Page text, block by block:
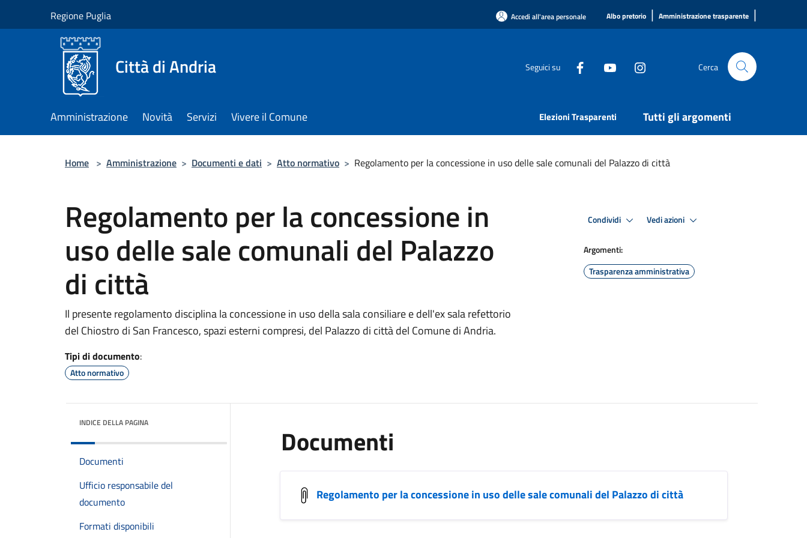
Regione Puglia Accedi all'area personale Albo pretorio | Amministrazione trasparente |
Città di Andria Seguici su Cerca
Amministrazione Novità Servizi Vivere il Comune Elezioni Trasparenti Tutti gli argomenti
Home > Amministrazione > Documenti e dati > Atto normativo > Regolamento per la concessione in uso delle sale comunali del Palazzo di città
Regolamento per la concessione in
uso delle sale comunali del Palazzo
di città
Il presente regolamento disciplina la concessione in uso della sala consiliare e dell'ex sala refettorio
del Chiostro di San Francesco, spazi esterni compresi, del Palazzo di città del Comune di Andria.
Tipi di documento:
Atto normativo
Condividi Vedi azioni
Argomenti:
Trasparenza amministrativa
INDICE DELLA PAGINA
Documenti
Ufficio responsabile del
documento
Formati disponibili
Documenti
Regolamento per la concessione in uso delle sale comunali del Palazzo di città